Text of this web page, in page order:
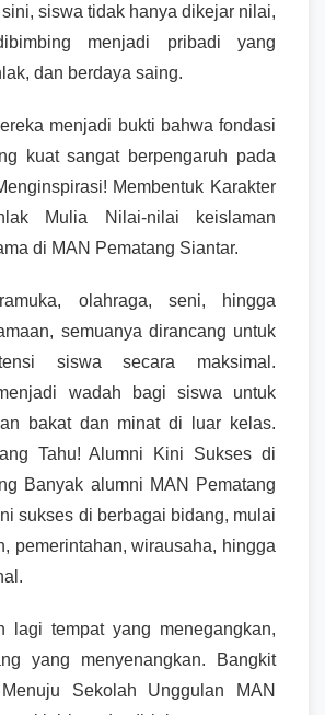
siswa tidak hanya dikejar nilai,
menjadi pribadi yang
dan berdaya saing.
menjadi bukti bahwa fondasi
kuat sangat berpengaruh pada
Membentuk Karakter
Mulia Nilai-nilai keislaman
di MAN Pematang Siantar.
olahraga, seni, hingga
semuanya dirancang untuk
siswa secara maksimal.
wadah bagi siswa untuk
bakat dan minat di luar kelas.
Tahu! Alumni Kini Sukses di
Banyak alumni MAN Pematang
sukses di berbagai bidang, mulai
pemerintahan, wirausaha, hingga
lagi tempat yang menegangkan,
yang menyenangkan. Bangkit
Sekolah Unggulan MAN